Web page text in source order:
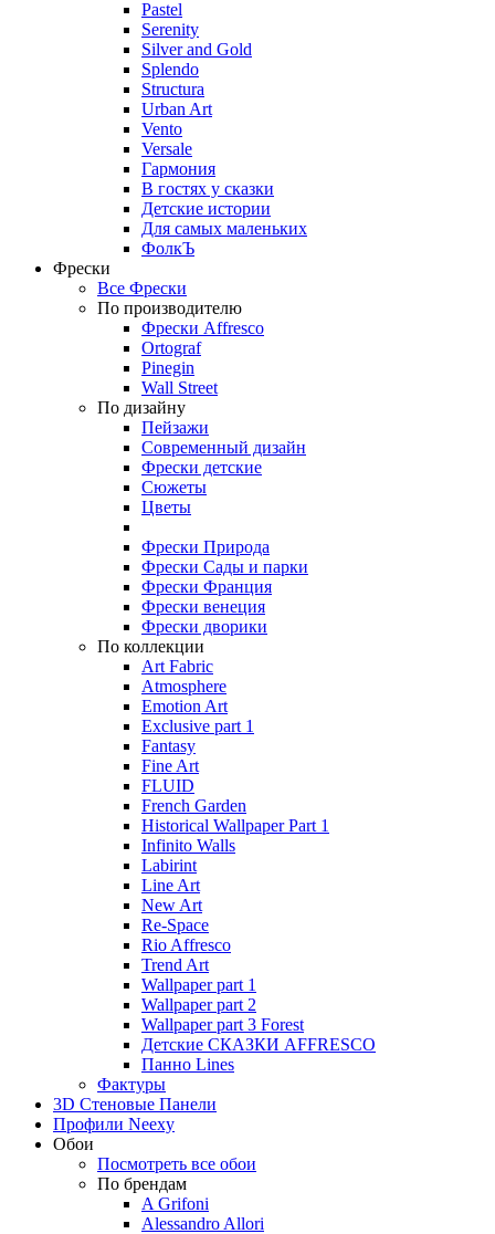
Pastel
Serenity
Silver and Gold
Splendo
Structura
Urban Art
Vento
Versale
Гармония
В гостях у сказки
Детские истории
Для самых маленьких
ФолкЪ
Фрески
Все Фрески
По производителю
Фрески Affresco
Ortograf
Pinegin
Wall Street
По дизайну
Пейзажи
Современный дизайн
Фрески детские
Сюжеты
Цветы
Фрески Природа
Фрески Сады и парки
Фрески Франция
Фрески венеция
Фрески дворики
По коллекции
Art Fabric
Atmosphere
Emotion Art
Exclusive part 1
Fantasy
Fine Art
FLUID
French Garden
Historical Wallpaper Part 1
Infinito Walls
Labirint
Line Art
New Art
Re-Space
Rio Affresco
Trend Art
Wallpaper part 1
Wallpaper part 2
Wallpaper part 3 Forest
Детские СКАЗКИ AFFRESCO
Панно Lines
Фактуры
3D Стеновые Панели
Профили Neexy
Обои
Посмотреть все обои
По брендам
A Grifoni
Alessandro Allori